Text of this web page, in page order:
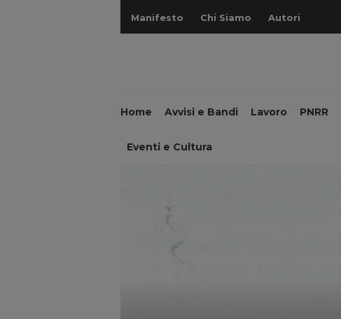
Manifesto Chi Siamo Autori
Home Avvisi e Bandi Lavoro PNRR
Eventi e Cultura